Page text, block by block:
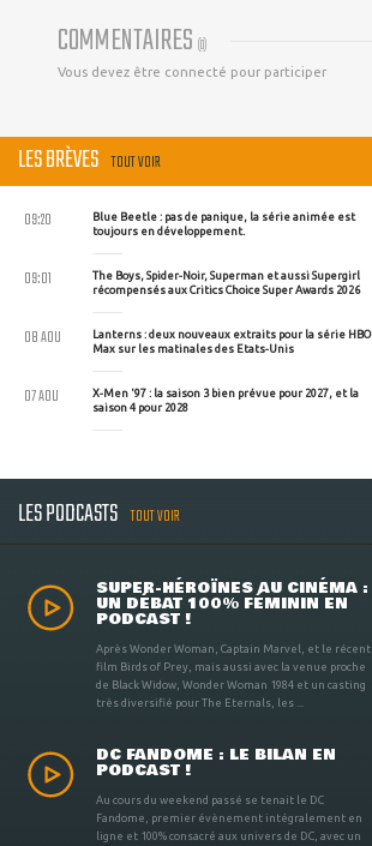
COMMENTAIRES (0)
Vous devez être connecté pour participer
LES BRÈVES TOUT VOIR
Blue Beetle : pas de panique, la série animée est
toujours en développement.
09:20
The Boys, Spider-Noir, Superman et aussi Supergirl
récompensés aux Critics Choice Super Awards 2026
09:01
Lanterns : deux nouveaux extraits pour la série HBO
Max sur les matinales des Etats-Unis
08 AOU
X-Men '97 : la saison 3 bien prévue pour 2027, et la
saison 4 pour 2028
07 AOU
LES PODCASTS TOUT VOIR
SUPER-HÉROÏNES AU CINÉMA :
UN DÉBAT 100% FÉMININ EN
PODCAST !
Après Wonder Woman, Captain Marvel, et le récent
film Birds of Prey, mais aussi avec la venue proche
de Black Widow, Wonder Woman 1984 et un casting
très diversifié pour The Eternals, les ...
DC FANDOME : LE BILAN EN
PODCAST !
Au cours du weekend passé se tenait le DC
Fandome, premier évènement intégralement en
ligne et 100% consacré aux univers de DC, avec un